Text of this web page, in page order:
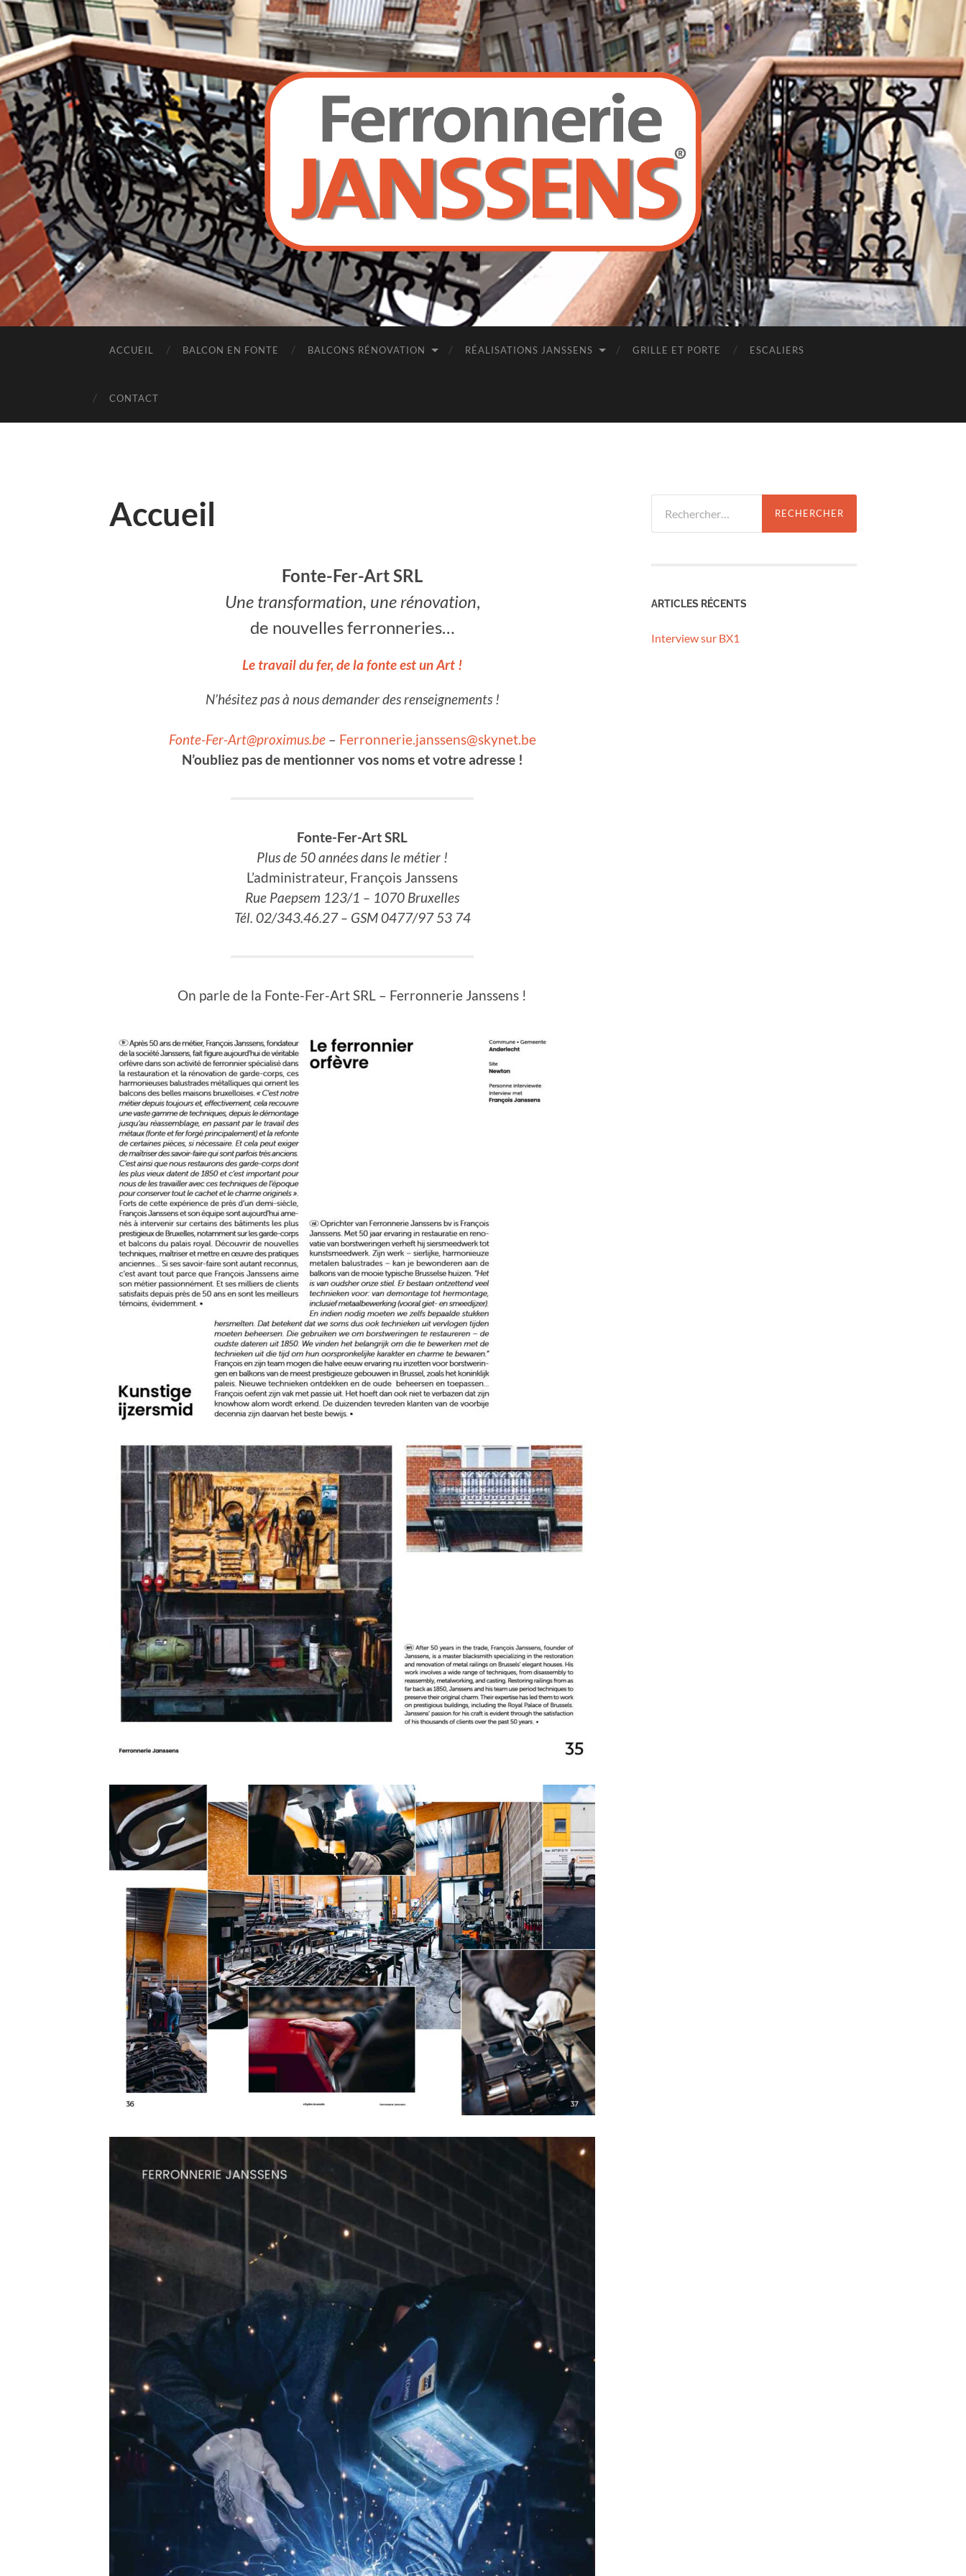
Ferronnerie
Janssens
ACCUEIL BALCON EN FONTE BALCONS RÉNOVATION RÉALISATIONS JANSSENS GRILLE ET PORTE ESCALIERS
CONTACT
Accueil
Fonte-Fer-Art SRL
Une transformation, une rénovation,
de nouvelles ferronneries…
Le travail du fer, de la fonte est un Art !
N’hésitez pas à nous demander des renseignements !
Fonte-Fer-Art@proximus.be– Ferronnerie.janssens@skynet.be
N’oubliez pas de mentionner vos noms et votre adresse !
Fonte-Fer-Art SRL
Plus de 50 années dans le métier !
L’administrateur, François Janssens
Rue Paepsem 123/1 – 1070 Bruxelles
Tél. 02/343.46.27 – GSM 0477/97 53 74
On parle de la Fonte-Fer-Art SRL – Ferronnerie Janssens !
ARTICLES RÉCENTS
Interview sur BX1